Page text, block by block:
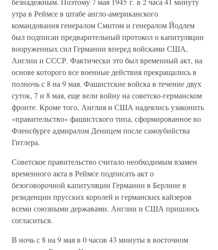
утра в Реймсе в штабе англо-американского
командования генералом Смитом и генералом Йодлем
был подписан предварительный протокол о капитуляции
вооруженных сил Германии вперед войсками США,
Англии и СССР. Фактически это был временный акт, на
основе которого все военные действия прекращались в
полночь с 8 на 9 мая. Фашистские войска в течение двух
суток, 7 и 8 мая, еще вели войну на советско-германском
фронте. Кроме того, Англия и США надеялись узаконить
«правительство» фашистского типа, сформированное во
Фленсбурге адмиралом Деницем после самоубийства
Гитлера.
Советское правительство считало необходимым взамен
временного акта в Реймсе подписать акт о
безоговорочной капитуляции Германии в Берлине в
резиденции прусских королей и германских кайзеров
всеми союзными державами. Англии и США пришлось
согласиться.
В ночь с 8 на 9 мая в 0 часов 43 минуты в восточном